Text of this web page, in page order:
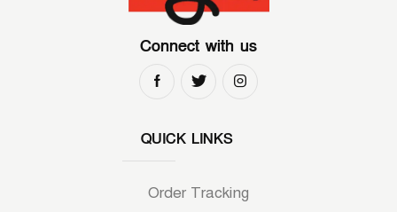
Connect with us
QUICK LINKS
Order Tracking